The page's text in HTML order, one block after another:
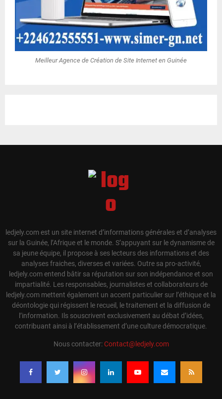
Meilleur Agence de Création de Site Internet en Guinée
ledjely.com est un site internet d’informations générales et d’analyses
sur la Guinée, l’Afrique et le monde. S’appuyant sur le dynamisme de
sa jeune équipe, il propose à ses lecteurs des informations et des
analyses fraiches, diverses et variées. Outre sa pro-activité,
ledjely.com entend bâtir sa réputation sur son indépendance et son
impartialité. Les responsables, journalistes et collaborateurs de
ledjely.com mettent également un accent particulier sur l’éthique et la
déontologie qui régissent le recueil, le traitement et la diffusion de
l’information. Ils souscrivent exclusivement au débat d’idées,
contribuant ainsi à l’établissement d’une culture démocratique.
Nous contacter:Contact@ledjely.com